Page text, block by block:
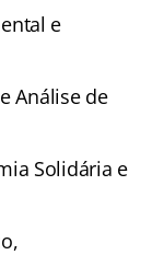
e
Análise de
Solidária e